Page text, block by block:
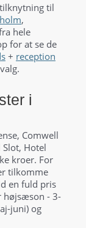
til
,
hele
for at se de
+ reception
i
Comwell
Slot, Hotel
kroer. For
tilkomme
en fuld pris
højsæson - 3-
juni) og